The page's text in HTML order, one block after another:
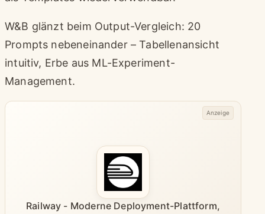
W&B glänzt beim Output-Vergleich: 20
Prompts nebeneinander – Tabellenansicht
intuitiv, Erbe aus ML-Experiment-
Management.
Railway - Moderne Deployment-Plattform,
Anzeige